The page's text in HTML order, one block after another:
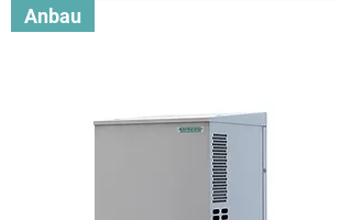
Anbau